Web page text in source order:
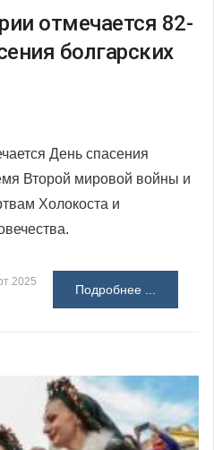
отмечается 82-
болгарских
День спасения
Второй мировой войны и
Холокоста и
2025
Подробнее ...